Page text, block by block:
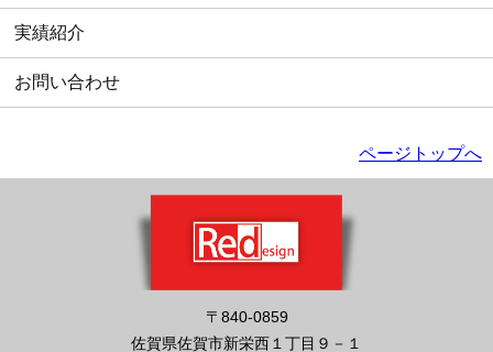
実績紹介
お問い合わせ
ページトップへ
〒840-0859
佐賀県佐賀市新栄西１丁目９－１